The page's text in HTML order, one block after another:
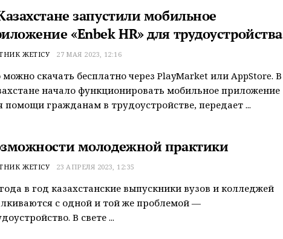
запустили мобильное
«Enbek HR» для трудоустройства
ЖЕТІСУ 27 МАЯ 2023, 12:16
можно скачать бесплатно через PlayMarket или AppStore. В
начало функционировать мобильное приложение
помощи гражданам в трудоустройстве, передает ...
молодежной практики
ЖЕТІСУ 23 АПРЕЛЯ 2023, 12:35
в год казахстанские выпускники вузов и колледжей
с одной и той же проблемой —
В свете ...